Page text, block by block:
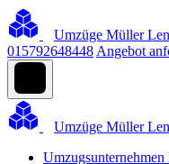
Umzüge Müller
015792648448 Angebot
Umzüge Müller